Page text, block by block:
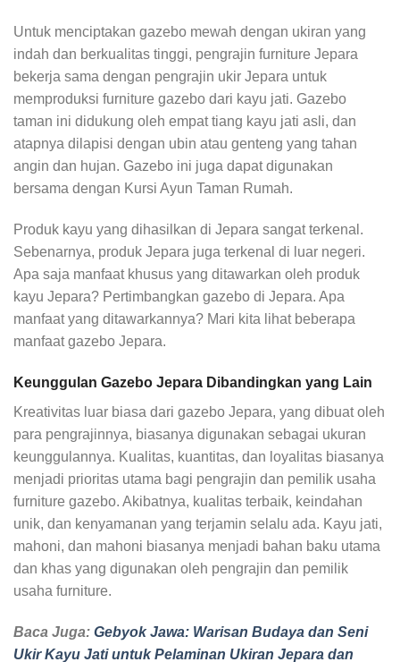
Untuk menciptakan gazebo mewah dengan ukiran yang
indah dan berkualitas tinggi, pengrajin furniture Jepara
bekerja sama dengan pengrajin ukir Jepara untuk
memproduksi furniture gazebo dari kayu jati. Gazebo
taman ini didukung oleh empat tiang kayu jati asli, dan
atapnya dilapisi dengan ubin atau genteng yang tahan
angin dan hujan. Gazebo ini juga dapat digunakan
bersama dengan Kursi Ayun Taman Rumah.
Produk kayu yang dihasilkan di Jepara sangat terkenal.
Sebenarnya, produk Jepara juga terkenal di luar negeri.
Apa saja manfaat khusus yang ditawarkan oleh produk
kayu Jepara? Pertimbangkan gazebo di Jepara. Apa
manfaat yang ditawarkannya? Mari kita lihat beberapa
manfaat gazebo Jepara.
Keunggulan Gazebo Jepara Dibandingkan yang Lain
Kreativitas luar biasa dari gazebo Jepara, yang dibuat oleh
para pengrajinnya, biasanya digunakan sebagai ukuran
keunggulannya. Kualitas, kuantitas, dan loyalitas biasanya
menjadi prioritas utama bagi pengrajin dan pemilik usaha
furniture gazebo. Akibatnya, kualitas terbaik, keindahan
unik, dan kenyamanan yang terjamin selalu ada. Kayu jati,
mahoni, dan mahoni biasanya menjadi bahan baku utama
dan khas yang digunakan oleh pengrajin dan pemilik
usaha furniture.
Baca Juga: Gebyok Jawa: Warisan Budaya dan Seni
Ukir Kayu Jati untuk Pelaminan Ukiran Jepara dan